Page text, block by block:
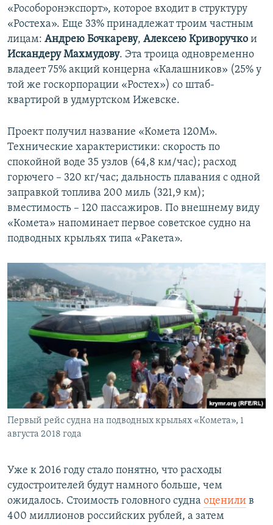
«Рособоронэкспорт», которое входит в структуру
«Ростеха». Еще 33% принадлежат троим частным
лицам: Андрею Бочкареву, Алексею Криворучко и
Искандеру Махмудову. Эта троица одновременно
владеет 75% акций концерна «Калашников» (25% у
той же госкорпорации «Ростех») со штаб-
квартирой в удмуртском Ижевске.
Проект получил название «Комета 120М».
Технические характеристики: скорость по
спокойной воде 35 узлов (64,8 км/час); расход
горючего – 320 кг/час; дальность плавания с одной
заправкой топлива 200 миль (321,9 км);
вместимость – 120 пассажиров. По внешнему виду
«Комета» напоминает первое советское судно на
подводных крыльях типа «Ракета».
Первый рейс судна на подводных крыльях «Комета», 1
августа 2018 года
Уже к 2016 году стало понятно, что расходы
судостроителей будут намного больше, чем
ожидалось. Стоимость головного судна оценили в
400 миллионов российских рублей, а затем